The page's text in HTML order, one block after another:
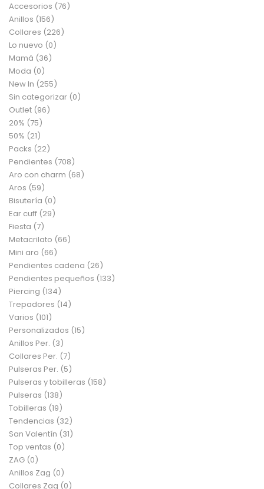
Accesorios (76)
Anillos (156)
Collares (226)
Lo nuevo (0)
Mamá (36)
Moda (0)
New In (255)
Sin categorizar (0)
Outlet (96)
20% (75)
50% (21)
Packs (22)
Pendientes (708)
Aro con charm (68)
Aros (59)
Bisutería (0)
Ear cuff (29)
Fiesta (7)
Metacrilato (66)
Mini aro (66)
Pendientes cadena (26)
Pendientes pequeños (133)
Piercing (134)
Trepadores (14)
Varios (101)
Personalizados (15)
Anillos Per. (3)
Collares Per. (7)
Pulseras Per. (5)
Pulseras y tobilleras (158)
Pulseras (138)
Tobilleras (19)
Tendencias (32)
San Valentín (31)
Top ventas (0)
ZAG (0)
Anillos Zag (0)
Collares Zag (0)